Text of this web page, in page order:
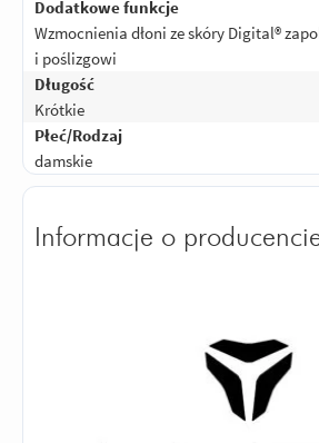
Dodatkowe funkcje
Wzmocnienia dłoni ze skóry Digital®
i poślizgowi
Długość
Krótkie
Płeć/Rodzaj
damskie
Informacje o